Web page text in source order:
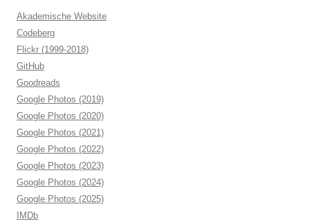
Akademische Website
Codeberg
Flickr (1999-2018)
GitHub
Goodreads
Google Photos (2019)
Google Photos (2020)
Google Photos (2021)
Google Photos (2022)
Google Photos (2023)
Google Photos (2024)
Google Photos (2025)
IMDb